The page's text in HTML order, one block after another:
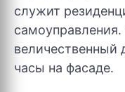
служит
величественный
часы на фасаде.